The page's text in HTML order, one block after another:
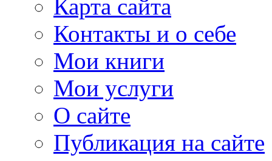
Карта сайта
Контакты и о себе
Мои книги
Мои услуги
О сайте
Публикация на сайте